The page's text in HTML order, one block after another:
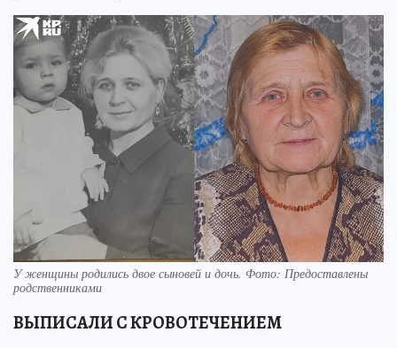
У женщины родились двое сыновей и дочь. Фото: Предоставлены
родственниками
ВЫПИСАЛИ С КРОВОТЕЧЕНИЕМ